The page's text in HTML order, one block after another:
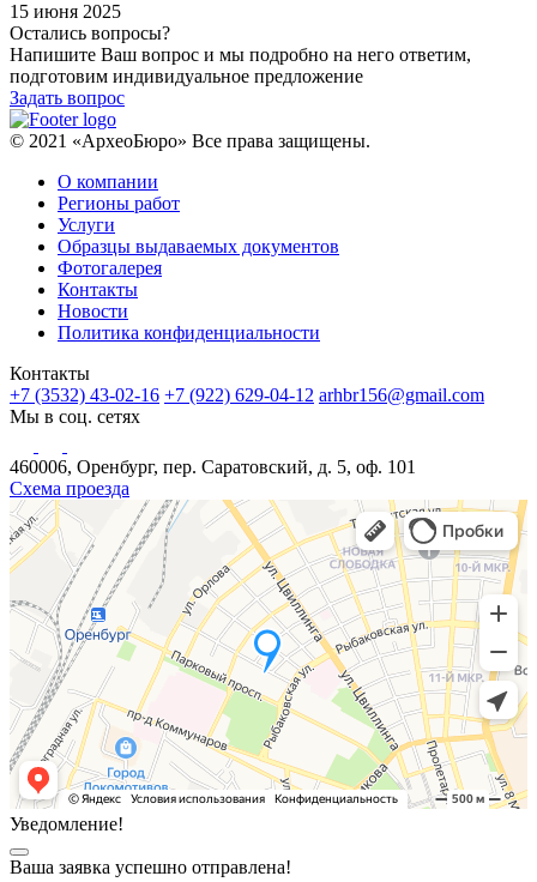
15 июня 2025
Остались вопросы?
Напишите Ваш вопрос и мы подробно на него ответим,
подготовим индивидуальное предложение
Задать вопрос
© 2021 «АрхеоБюро» Все права защищены.
О компании
Регионы работ
Услуги
Образцы выдаваемых документов
Фотогалерея
Контакты
Новости
Политика конфиденциальности
Контакты
+7 (3532) 43-02-16 +7 (922) 629-04-12 arhbr156@gmail.com
Мы в соц. сетях
460006, Оренбург, пер. Саратовский, д. 5, оф. 101
Схема проезда
Уведомление!
Ваша заявка успешно отправлена!